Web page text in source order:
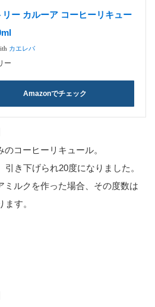
リー カルーア コーヒーリキュー
カエレバ
ー
Amazonでチェック
コーヒーリキュール。
き下げられ20度になりました。
ミルクを作った場合、その度数は
す。